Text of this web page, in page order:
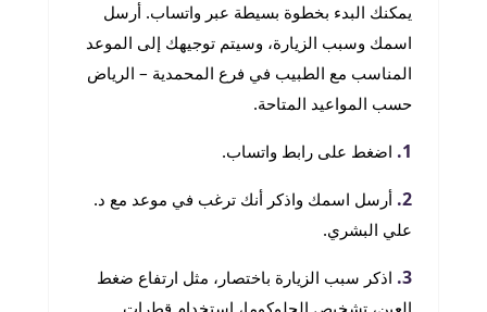
يمكنك البدء بخطوة بسيطة عبر واتساب. أرسل
اسمك وسبب الزيارة، وسيتم توجيهك إلى الموعد
المناسب مع الطبيب في فرع المحمدية – الرياض
حسب المواعيد المتاحة.
1. اضغط على رابط واتساب.
2. أرسل اسمك واذكر أنك ترغب في موعد مع د.
علي البشري.
3. اذكر سبب الزيارة باختصار، مثل ارتفاع ضغط
العين، تشخيص الجلوكوما، استخدام قطرات